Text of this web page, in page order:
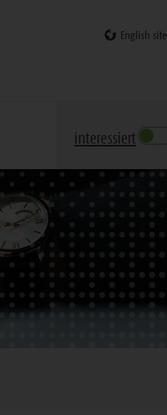
English site
interessiert